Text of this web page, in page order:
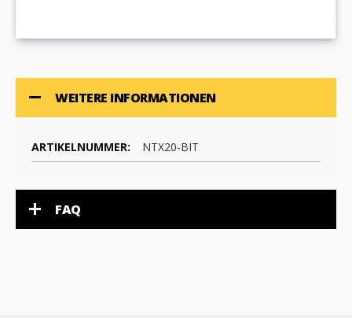
WEITERE INFORMATIONEN
NTX20-BIT
FAQ